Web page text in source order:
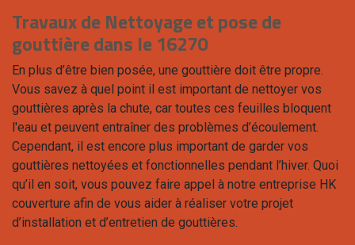
Travaux de Nettoyage et pose de
gouttière dans le 16270
En plus d’être bien posée, une gouttière doit être propre.
Vous savez à quel point il est important de nettoyer vos
gouttières après la chute, car toutes ces feuilles bloquent
l'eau et peuvent entraîner des problèmes d’écoulement.
Cependant, il est encore plus important de garder vos
gouttières nettoyées et fonctionnelles pendant l’hiver. Quoi
qu’il en soit, vous pouvez faire appel à notre entreprise HK
couverture afin de vous aider à réaliser votre projet
d’installation et d’entretien de gouttières.